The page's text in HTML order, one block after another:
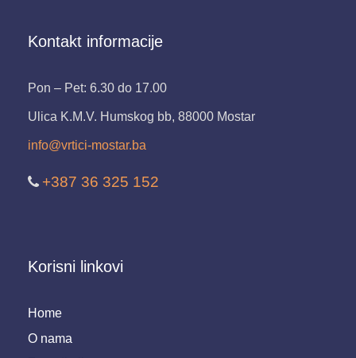
Kontakt informacije
Pon – Pet: 6.30 do 17.00
Ulica K.M.V. Humskog bb, 88000 Mostar
info@vrtici-mostar.ba
+387 36 325 152
Korisni linkovi
Home
O nama